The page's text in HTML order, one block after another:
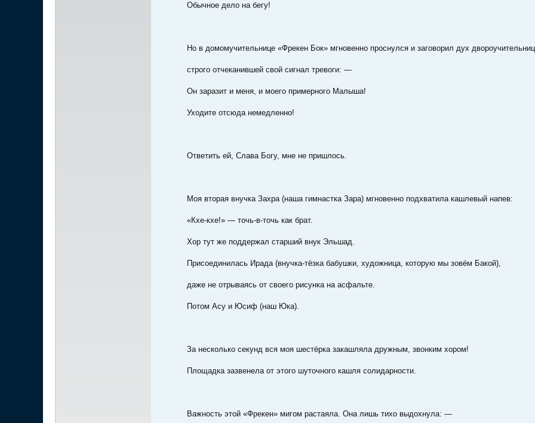
Обычное дело на бегу!
Но в домомучительнице «Фрекен Бок» мгновенно проснулся и заговорил дух
строго отчеканившей свой сигнал тревоги: —
Он заразит и меня, и моего примерного Малыша!
Уходите отсюда немедленно!
Ответить ей, Слава Богу, мне не пришлось.
Моя вторая внучка Захра (наша гимнастка Зара) мгновенно подхватила кашлевый напев:
«Кхе-кхе!» — точь-в-точь как брат.
Хор тут же поддержал старший внук Эльшад.
Присоединилась Ирада (внучка-тёзка бабушки, художница, которую мы зовём Бакой),
даже не отрываясь от своего рисунка на асфальте.
Потом Асу и Юсиф (наш Юка).
За несколько секунд вся моя шестёрка закашляла дружным, звонким хором!
Площадка зазвенела от этого шуточного кашля солидарности.
Важность этой «Фрекен» мигом растаяла. Она лишь тихо выдохнула: —